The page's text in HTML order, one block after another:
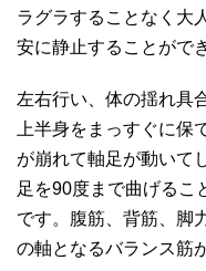
ラグラすることなく大
安に静止することがで
左右行い、体の揺れ具
上半身をまっすぐに保
が崩れて軸足が動いて
足を90度まで曲げるこ
です。腹筋、背筋、脚
の軸となるバランス筋